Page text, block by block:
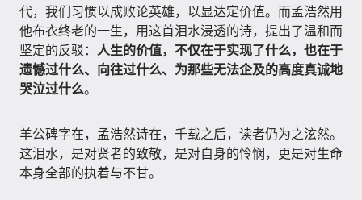
代，我们习惯以成败论英雄，以显达定价值。而孟浩然用
他布衣终老的一生，用这首泪水浸透的诗，提出了温和而
坚定的反驳：
人生的价值，不仅在于实现了什么，也在于
遗憾过什么、向往过什么、为那些无法企及的高度真诚地
哭泣过什么。
羊公碑字在，孟浩然诗在，千载之后，读者仍为之泫然。
这泪水，是对贤者的致敬，是对自身的怜悯，更是对生命
本身全部的执着与不甘。